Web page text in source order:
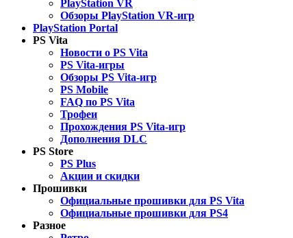
PlayStation VR
Обзоры PlayStation VR-игр
PlayStation Portal
PS Vita
Новости о PS Vita
PS Vita-игры
Обзоры PS Vita-игр
PS Mobile
FAQ по PS Vita
Трофеи
Прохождения PS Vita-игр
Дополнения DLC
PS Store
PS Plus
Акции и скидки
Прошивки
Официальные прошивки для PS Vita
Официальные прошивки для PS4
Разное